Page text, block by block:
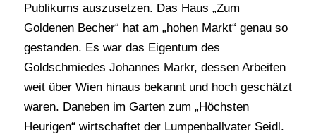
Publikums auszusetzen. Das Haus „Zum
Goldenen Becher“ hat am „hohen Markt“ genau so
gestanden. Es war das Eigentum des
Goldschmiedes Johannes Markr, dessen Arbeiten
weit über Wien hinaus bekannt und hoch geschätzt
waren. Daneben im Garten zum „Höchsten
Heurigen“ wirtschaftet der Lumpenballvater Seidl.